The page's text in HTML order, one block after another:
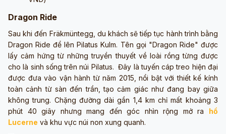
Dragon Ride
Sau khi đến Fräkmüntegg, du khách sẽ tiếp tục hành trình bằng
Dragon Ride để lên Pilatus Kulm. Tên gọi "Dragon Ride" được
lấy cảm hứng từ những truyền thuyết về loài rồng từng được
cho là sinh sống trên núi Pilatus. Đây là tuyến cáp treo hiện đại
được đưa vào vận hành từ năm 2015, nổi bật với thiết kế kính
toàn cảnh từ sàn đến trần, tạo cảm giác như đang bay giữa
không trung. Chặng đường dài gần 1,4 km chỉ mất khoảng 3
phút 40 giây nhưng mang đến góc nhìn rộng mở ra hồ
Lucerne và khu vực núi non xung quanh.